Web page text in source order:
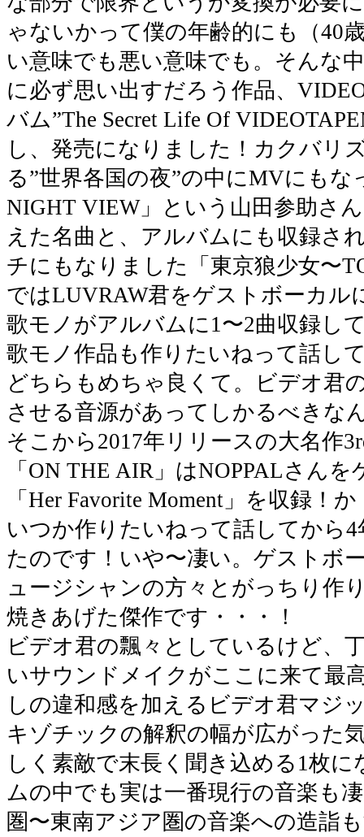
ゃないかって僕の年齢的にも（40
い意味でも悪い意味でも。そんな
に必ず思い出すだろう作品、
バム”The Secret Life Of
し、発売になりました！カクバリ
る”世界各国の夜”の中にMVにもな
NIGHT VIEW」という山田参助さ
えた名曲と、アルバムにも収録さ
チにもなりました「東京狼少女〜
ではLUVRAW君をゲストボーカル
歌モノがアルバムに1〜2曲収録し
歌モノ作品も作りたいねって話し
どちらもめちゃ良くて。ビデオ君
させる音源があってしかるべきな
そこから2017年リリースの大名作
「ON THE AIR」はNOPPALさん
「Her Favorite Moment」を収録！
いつか作りたいねって話してから
たのです！いや〜凄い。ゲストボ
ュージシャンの方々とがっちり作
焼きあげた傑作です・・・！
ビデオ君の飄々としているけど、
いサウンドメイクがここに来て最
しの違和感を加えるビデオ君マジ
キゾチックの解釈の幅が広がった
しく素敵で末長く聞き込める1枚
ムの中でも実は一番現行の音楽も
圏〜東南アジア圏の音楽への造詣